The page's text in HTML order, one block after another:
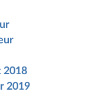
2018
2019